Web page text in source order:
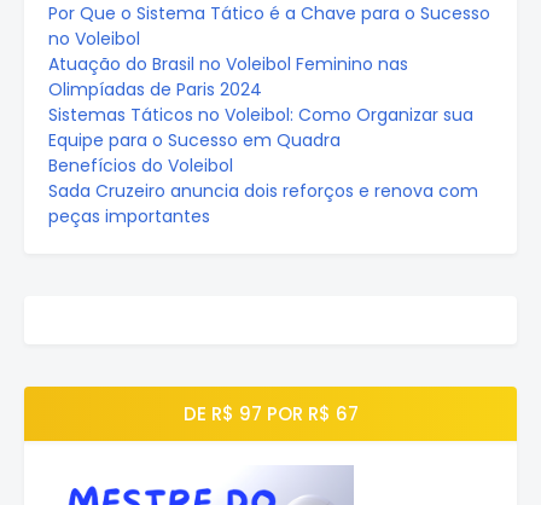
Por Que o Sistema Tático é a Chave para o Sucesso
no Voleibol
Atuação do Brasil no Voleibol Feminino nas
Olimpíadas de Paris 2024
Sistemas Táticos no Voleibol: Como Organizar sua
Equipe para o Sucesso em Quadra
Benefícios do Voleibol
Sada Cruzeiro anuncia dois reforços e renova com
peças importantes
DE R$ 97 POR R$ 67